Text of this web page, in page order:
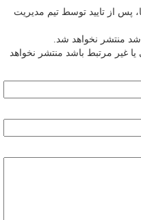
پس از تایید توسط تیم مدیریت
منتشر نخواهد شد.
غیر مرتبط باشد منتشر نخواهد